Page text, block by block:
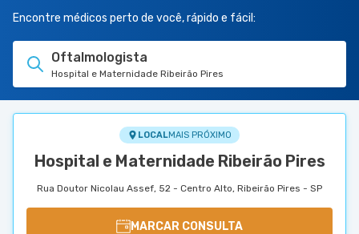
HOSPITAIS
TUASAUDE.COM
Encontre médicos perto de você, rápido e fácil:
Oftalmologista
Hospital e Maternidade Ribeirão Pires
LOCALMAIS PRÓXIMO
Hospital e Maternidade Ribeirão Pires
Rua Doutor Nicolau Assef, 52 - Centro Alto, Ribeirão Pires - SP
MARCAR CONSULTA